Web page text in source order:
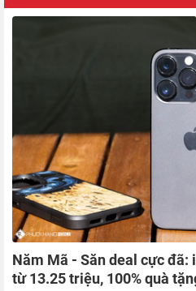
Năm Mã - Săn deal cực đã:
từ 13.25 triệu, 100% quà